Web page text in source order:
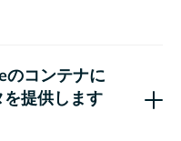
のコンテナに
提供します